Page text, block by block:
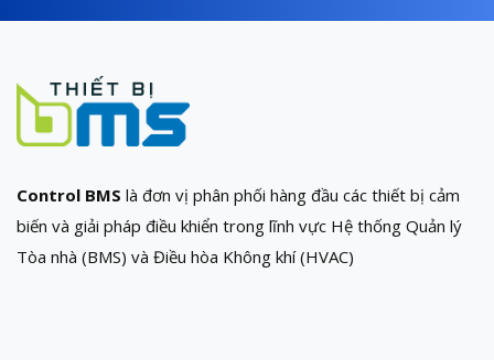
Control BMS là đơn vị phân phối hàng đầu các thiết bị cảm
biến và giải pháp điều khiển trong lĩnh vực Hệ thống Quản lý
Tòa nhà (BMS) và Điều hòa Không khí (HVAC)